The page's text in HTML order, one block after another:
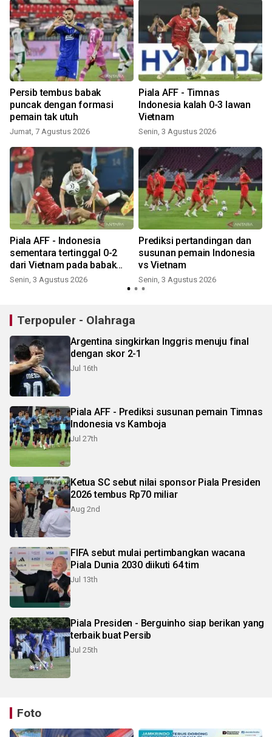
Persib tembus babak
puncak dengan formasi
pemain tak utuh
Jumat, 7 Agustus 2026
Piala AFF - Timnas
Indonesia kalah 0-3 lawan
Vietnam
Senin, 3 Agustus 2026
Piala AFF - Indonesia
sementara tertinggal 0-2
dari Vietnam pada babak
pertama
Senin, 3 Agustus 2026
Prediksi pertandingan dan
susunan pemain Indonesia
vs Vietnam
Senin, 3 Agustus 2026
Terpopuler - Olahraga
Argentina singkirkan Inggris menuju final
dengan skor 2-1
Jul 16th
Piala AFF - Prediksi susunan pemain Timnas
Indonesia vs Kamboja
Jul 27th
Ketua SC sebut nilai sponsor Piala Presiden
2026 tembus Rp70 miliar
Aug 2nd
FIFA sebut mulai pertimbangkan wacana
Piala Dunia 2030 diikuti 64 tim
Jul 13th
Piala Presiden - Berguinho siap berikan yang
terbaik buat Persib
Jul 25th
Foto